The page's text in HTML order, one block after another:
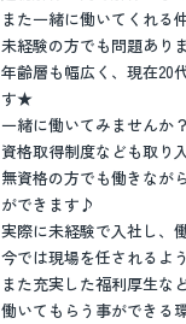
また一緒に働いてくれる
未経験の方でも問題あり
年齢層も幅広く、現在20
す★
一緒に働いてみませんか？
資格取得制度なども取り
無資格の方でも働きなが
ができます♪
実際に未経験で入社し、
今では現場を任されるよ
また充実した福利厚生な
働いてもらう事ができる